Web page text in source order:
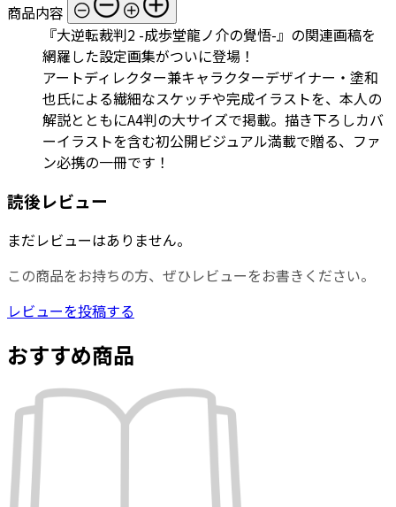
商品内容
『大逆転裁判2 -成歩堂龍ノ介の覺悟-』の関連画稿を
網羅した設定画集がついに登場！
アートディレクター兼キャラクターデザイナー・塗和
也氏による繊細なスケッチや完成イラストを、本人の
解説とともにA4判の大サイズで掲載。描き下ろしカバ
ーイラストを含む初公開ビジュアル満載で贈る、ファ
ン必携の一冊です！
読後レビュー
まだレビューはありません。
この商品をお持ちの方、ぜひレビューをお書きください。
レビューを投稿する
おすすめ商品